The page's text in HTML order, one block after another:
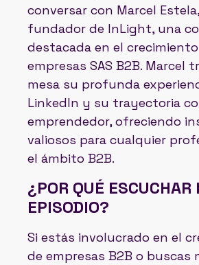
conversar con Marcel Estela,
fundador de InLight, una
destacada en el
empresas SAS B2B. Marcel
mesa su profunda
LinkedIn y su trayectoria
emprendedor, ofreciendo
valiosos para cualquier
el ámbito B2B.
¿POR QUÉ ESCUCHAR
EPISODIO?
Si estás involucrado en el
de empresas B2B o buscas